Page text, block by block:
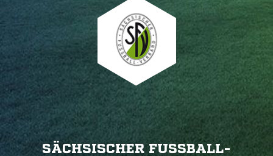
SÄCHSISCHER FUSSBALL-V